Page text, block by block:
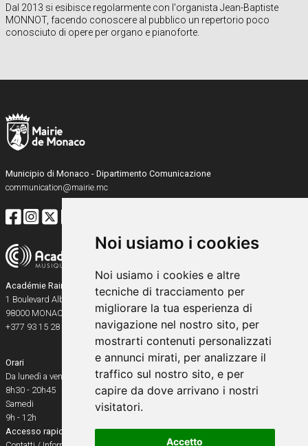
Noi usiamo i cookies
Noi usiamo i cookies e altre
tecniche di tracciamento per
migliorare la tua esperienza di
navigazione nel nostro sito, per
mostrarti contenuti personalizzati
e annunci mirati, per analizzare il
traffico sul nostro sito, e per
capire da dove arrivano i nostri
visitatori.
Accetto
Dal 2013 si esibisce regolarmente con l'organista Jean-Baptiste
MONNOT, facendo conoscere al pubblico un repertorio poco
conosciuto di opere per organo e pianoforte.
Municipio di Monaco - Dipartimento Comunicazione
communication@mairie.mc
Académie Rainier III
1 Boulevard Albert Ier
98000 MONACO
+377 93 15 28 91
Orari
Da lunedì a venerdì
8h30 - 20h45
Samedi
9h - 12h
Accesso rapido